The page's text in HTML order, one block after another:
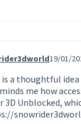
2064 19/01/
is a thoughtful
me how
3D Unblocked,